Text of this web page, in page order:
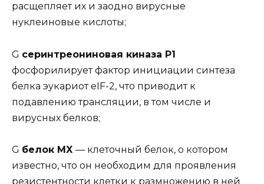
расщепляет их и заодно вирусные
нуклеиновые кислоты;
G серинтреониновая киназа Р1
фосфорилирует фактор инициации синтеза
белка эукариот eIF-2, что приводит к
подавлению трансляции, в том числе и
вирусных белков;
G белок MX — клеточный белок, о котором
известно, что он необходим для проявления
резистентности клетки к размножению в ней